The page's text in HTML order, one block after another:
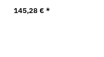
145,28 € *